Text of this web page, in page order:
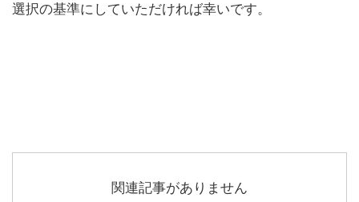
選択の基準にしていただければ幸いです。
関連記事がありません